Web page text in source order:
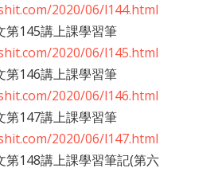
2020/06/l144.html
第145講上課學習筆
2020/06/l145.html
第146講上課學習筆
2020/06/l146.html
第147講上課學習筆
2020/06/l147.html
第148講上課學習筆記(第六